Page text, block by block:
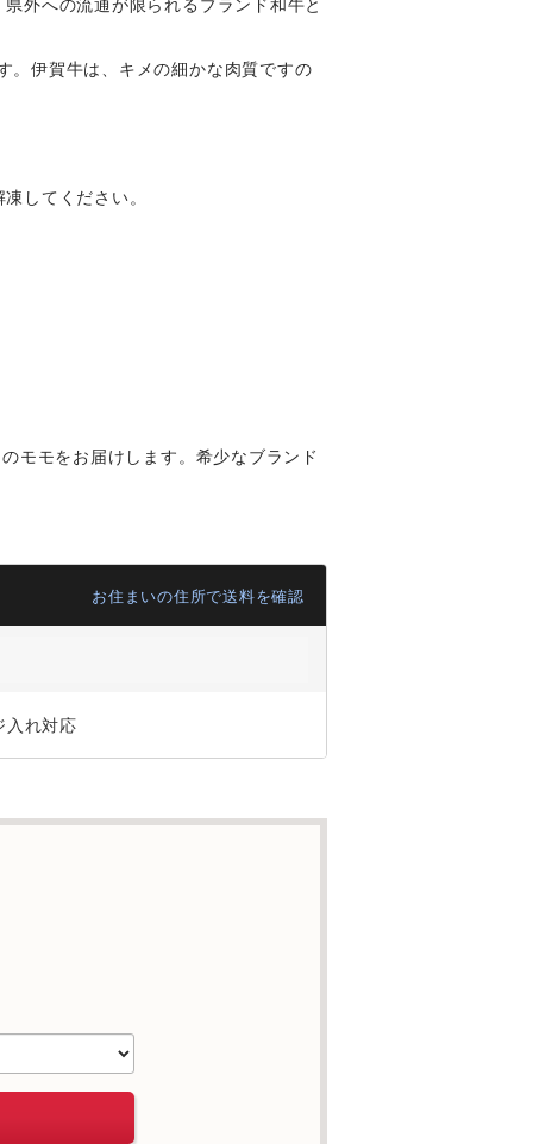
。伊賀牛は、キメの細かな肉質ですの
してください。
モモをお届けします。希少なブランド
お住まいの住所で送料を確認
入れ対応